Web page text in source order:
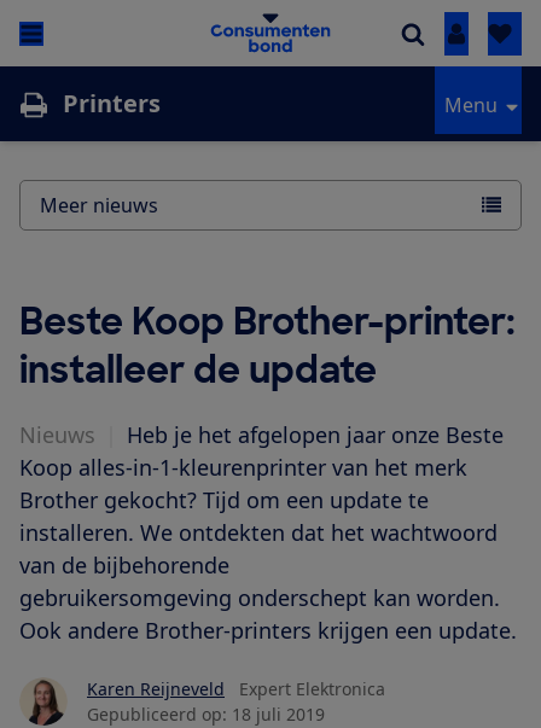
Inloggen
Printers Menu
Beste Koop Brother-printer:
installeer de update
Nieuws
Heb je het afgelopen jaar onze Beste
Koop alles-in-1-kleurenprinter van het merk
Brother gekocht? Tijd om een update te
installeren. We ontdekten dat het wachtwoord
van de bijbehorende
gebruikersomgeving onderschept kan worden.
Ook andere Brother-printers krijgen een update.
Karen Reijneveld
Expert Elektronica
Gepubliceerd op: 18 juli 2019
Meer nieuws